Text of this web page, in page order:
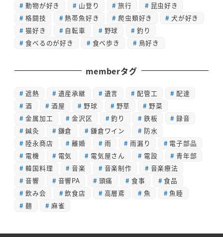
動物が好き
山登り 旅行
昆虫好き
格闘技
熱帯魚好き 爬虫類好き
犬が好き
猫好き
自転車 野球
釣り
食べるのが好き
食べ歩き 鳥好き
memberタグ
遮熱 遺産承継 遺言 配管工
配達
酒
酒屋 野球 野草
野菜
金属加工
金沢区 釣り 鉄板
録音
鍼灸
鎌倉 鎌倉ワイン
防水
陸永商店
離婚 雨 雨漏り
電子部品
電機
電気 電気屋さん 電設
青年部
韓国料理
音楽 音楽制作
音楽療法
音響
音響PA 頭痛 食事
食品
飲み会
飲食店 高層鳶 魚
魚睦
麺
麻雀